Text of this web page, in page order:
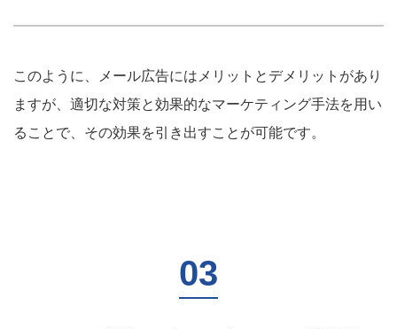
このように、メール広告にはメリットとデメリットがあり
ますが、適切な対策と効果的なマーケティング手法を用い
ることで、その効果を引き出すことが可能です。